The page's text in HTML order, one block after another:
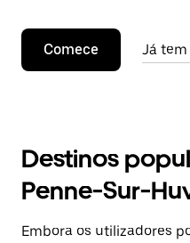
Comece Já tem
Destinos
Penne-Sur-
Embora os utilizadores